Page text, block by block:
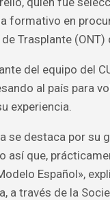
formativo en
Trasplante (ONT)
del equipo del
al país para
experiencia.
se destaca por
así que,
Español»,
a través de la